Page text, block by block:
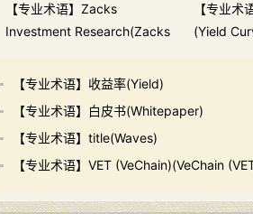
【专业术语】Zacks
Investment Research(Zacks
【专业术
(Yield
【专业术语】收益率(Yield)
【专业术语】白皮书(Whitepaper)
【专业术语】title(Waves)
【专业术语】VET (VeChain)(VeChain